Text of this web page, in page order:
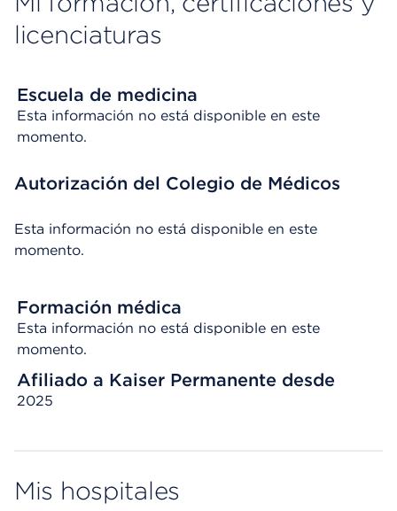
licenciaturas
Escuela de medicina
Esta información no está disponible en este
momento.
Autorización del Colegio de Médicos
Esta información no está disponible en este
momento.
Formación médica
Esta información no está disponible en este
momento.
Afiliado a Kaiser Permanente desde
2025
Mis hospitales